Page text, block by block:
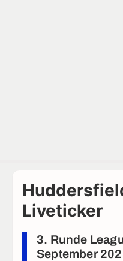
Liveticker
3. Runde
September